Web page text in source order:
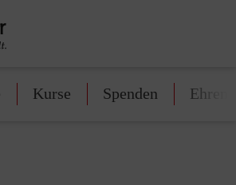
Kurse Spenden